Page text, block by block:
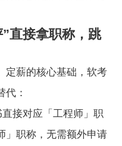
直接拿职称，跳
定薪的核心基础，软考
代：
直接对应「工程师」职
」职称，无需额外申请